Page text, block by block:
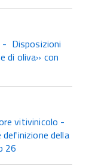
Disposizioni
di oliva» con
vitivinicolo -
della
26